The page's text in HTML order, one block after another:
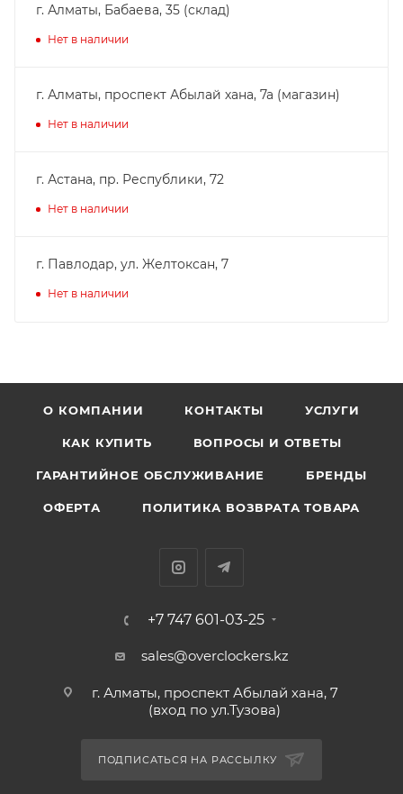
г. Алматы, Бабаева, 35 (склад)
Нет в наличии
г. Алматы, проспект Абылай хана, 7а (магазин)
Нет в наличии
г. Астана, пр. Республики, 72
Нет в наличии
г. Павлодар, ул. Желтоксан, 7
Нет в наличии
О КОМПАНИИ КОНТАКТЫ УСЛУГИ
КАК КУПИТЬ ВОПРОСЫ И ОТВЕТЫ
ГАРАНТИЙНОЕ ОБСЛУЖИВАНИЕ БРЕНДЫ
ОФЕРТА ПОЛИТИКА ВОЗВРАТА ТОВАРА
+7 747 601-03-25
sales@overclockers.kz
г. Алматы, проспект Абылай хана, 7
(вход по ул.Тузова)
ПОДПИСАТЬСЯ НА РАССЫЛКУ